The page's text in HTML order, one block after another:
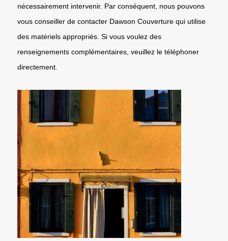
nécessairement intervenir. Par conséquent, nous pouvons
vous conseiller de contacter Dawson Couverture qui utilise
des matériels appropriés. Si vous voulez des
renseignements complémentaires, veuillez le téléphoner
directement.